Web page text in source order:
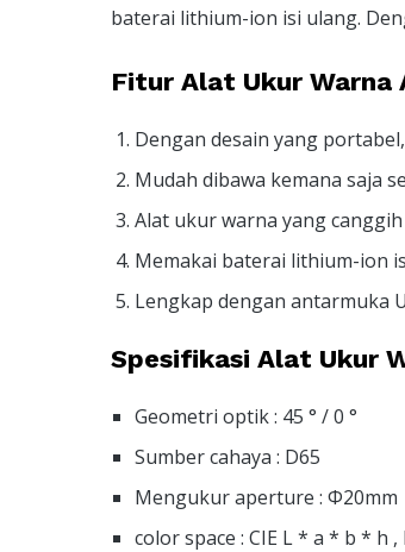
baterai lithium-ion isi ulang.
Fitur Alat Ukur Warna
Dengan desain yang
Mudah dibawa kemana saja
Alat ukur warna yang
Memakai baterai lithium-ion
Lengkap dengan antarmuka
Spesifikasi Alat Ukur
Geometri optik : 45 ° / 0 °
Sumber cahaya : D65
Mengukur aperture : Φ20mm
color space : CIE L * a * b * h ,